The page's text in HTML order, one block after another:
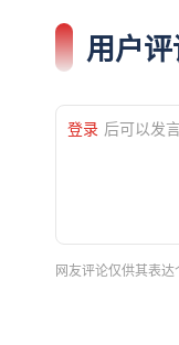
用户
登录 后可以发
网友评论仅供其表